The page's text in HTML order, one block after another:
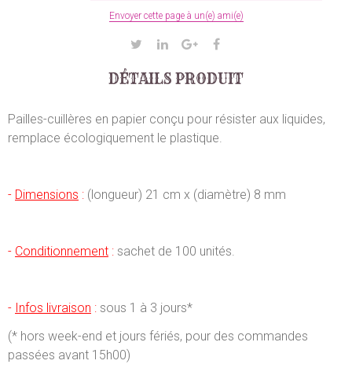
Envoyer cette page à un(e) ami(e)
DÉTAILS PRODUIT
Pailles-cuillères en papier conçu pour résister aux liquides,
remplace écologiquement le plastique.
- Dimensions : (longueur) 21 cm x (diamètre) 8 mm
- Conditionnement : sachet de 100 unités.
- Infos livraison : sous 1 à 3 jours*
(* hors week-end et jours fériés, pour des commandes
passées avant 15h00)